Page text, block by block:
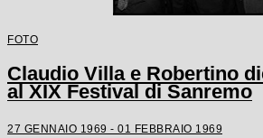
FOTO
Claudio Villa e Robertino
al XIX Festival di Sanremo
27 GENNAIO 1969 - 01 FEBBRAIO 1969